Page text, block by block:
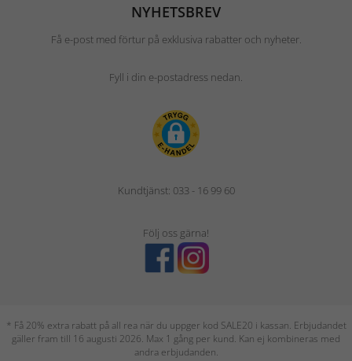
NYHETSBREV
Få e-post med förtur på exklusiva rabatter och nyheter.
Fyll i din e-postadress nedan.
Kundtjänst: 033 - 16 99 60
Följ oss gärna!
* Få 20% extra rabatt på all rea när du uppger kod SALE20 i kassan. Erbjudandet
gäller fram till 16 augusti 2026. Max 1 gång per kund. Kan ej kombineras med
andra erbjudanden.